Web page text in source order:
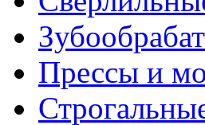
Прессы и